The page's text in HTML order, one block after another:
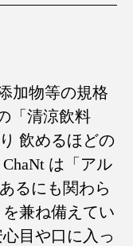
加物等の規格
「清涼飲料
飲めるほどの
は「アル
るにも関わら
兼ね備えてい
目や口に入っ